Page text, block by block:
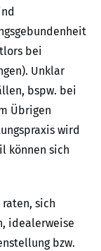
bei
Unklar
bspw. bei
Übrigen
wird
können sich
sich
idealerweise
bzw.